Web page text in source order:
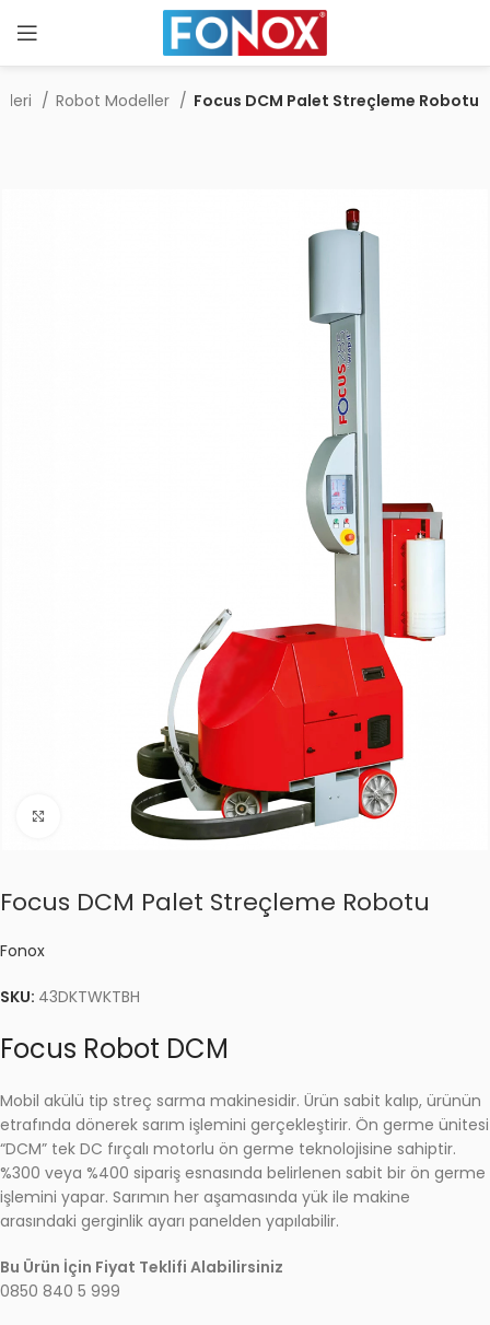
Robot Modeller Focus DCM Palet Streçleme Robotu
Click to enlarge
Focus DCM Palet Streçleme Robotu
Fonox
SKU: 43DKTWKTBH
Focus Robot DCM
Mobil akülü tip streç sarma makinesidir. Ürün sabit kalıp, ürünün
etrafında dönerek sarım işlemini gerçekleştirir. Ön germe ünitesi
“DCM” tek DC fırçalı motorlu ön germe teknolojisine sahiptir.
%300 veya %400 sipariş esnasında belirlenen sabit bir ön germe
işlemini yapar. Sarımın her aşamasında yük ile makine
arasındaki gerginlik ayarı panelden yapılabilir.
Bu Ürün İçin Fiyat Teklifi Alabilirsiniz
0850 840 5 999